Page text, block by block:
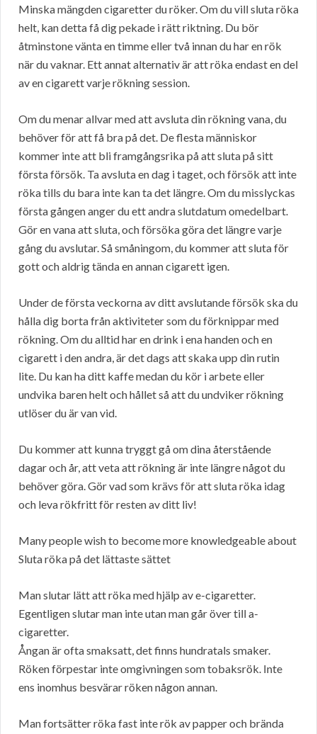
Minska mängden cigaretter du röker. Om du vill sluta röka
helt, kan detta få dig pekade i rätt riktning. Du bör
åtminstone vänta en timme eller två innan du har en rök
när du vaknar. Ett annat alternativ är att röka endast en del
av en cigarett varje rökning session.
Om du menar allvar med att avsluta din rökning vana, du
behöver för att få bra på det. De flesta människor
kommer inte att bli framgångsrika på att sluta på sitt
första försök. Ta avsluta en dag i taget, och försök att inte
röka tills du bara inte kan ta det längre. Om du misslyckas
första gången anger du ett andra slutdatum omedelbart.
Gör en vana att sluta, och försöka göra det längre varje
gång du avslutar. Så småningom, du kommer att sluta för
gott och aldrig tända en annan cigarett igen.
Under de första veckorna av ditt avslutande försök ska du
hålla dig borta från aktiviteter som du förknippar med
rökning. Om du alltid har en drink i ena handen och en
cigarett i den andra, är det dags att skaka upp din rutin
lite. Du kan ha ditt kaffe medan du kör i arbete eller
undvika baren helt och hållet så att du undviker rökning
utlöser du är van vid.
Du kommer att kunna tryggt gå om dina återstående
dagar och år, att veta att rökning är inte längre något du
behöver göra. Gör vad som krävs för att sluta röka idag
och leva rökfritt för resten av ditt liv!
Many people wish to become more knowledgeable about
Sluta röka på det lättaste sättet
Man slutar lätt att röka med hjälp av e-cigaretter.
Egentligen slutar man inte utan man går över till a-
cigaretter.
Ångan är ofta smaksatt, det finns hundratals smaker.
Röken förpestar inte omgivningen som tobaksrök. Inte
ens inomhus besvärar röken någon annan.
Man fortsätter röka fast inte rök av papper och brända